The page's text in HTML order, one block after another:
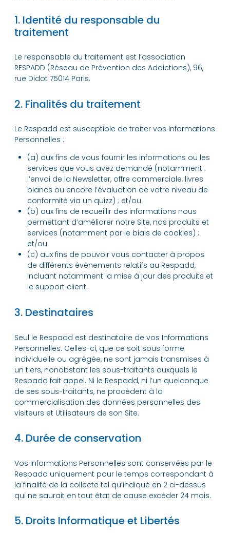
1. Identité du responsable du
traitement
Le responsable du traitement est l’association
RESPADD (Réseau de Prévention des Addictions), 96,
rue Didot 75014 Paris.
2. Finalités du traitement
Le Respadd est susceptible de traiter vos Informations
Personnelles :
(a) aux fins de vous fournir les informations ou les
services que vous avez demandé (notamment :
l’envoi de la Newsletter, offre commerciale, livres
blancs ou encore l’évaluation de votre niveau de
conformité via un quizz) ; et/ou
(b) aux fins de recueillir des informations nous
permettant d’améliorer notre Site, nos produits et
services (notamment par le biais de cookies) ;
et/ou
(c) aux fins de pouvoir vous contacter à propos
de différents évènements relatifs au Respadd,
incluant notamment la mise à jour des produits et
le support client.
3. Destinataires
Seul le Respadd est destinataire de vos Informations
Personnelles. Celles-ci, que ce soit sous forme
individuelle ou agrégée, ne sont jamais transmises à
un tiers, nonobstant les sous-traitants auxquels le
Respadd fait appel. Ni le Respadd, ni l’un quelconque
de ses sous-traitants, ne procèdent à la
commercialisation des données personnelles des
visiteurs et Utilisateurs de son Site.
4. Durée de conservation
Vos Informations Personnelles sont conservées par le
Respadd uniquement pour le temps correspondant à
la finalité de la collecte tel qu’indiqué en 2 ci-dessus
qui ne saurait en tout état de cause excéder 24 mois.
5. Droits Informatique et Libertés